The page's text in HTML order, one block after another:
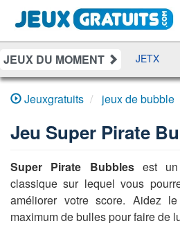
JEUX DU MOMENT
DAMES RAMI JETX
Jeuxgratuits jeux de bubble
Jeu Super Pirate
Super Pirate Bubblesest un
classique sur lequel vous
améliorer votre score. Aidez
maximum de bulles pour faire de